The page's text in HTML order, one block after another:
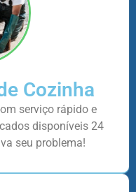
Cozinha
serviço rápido e
disponíveis 24
seu problema!